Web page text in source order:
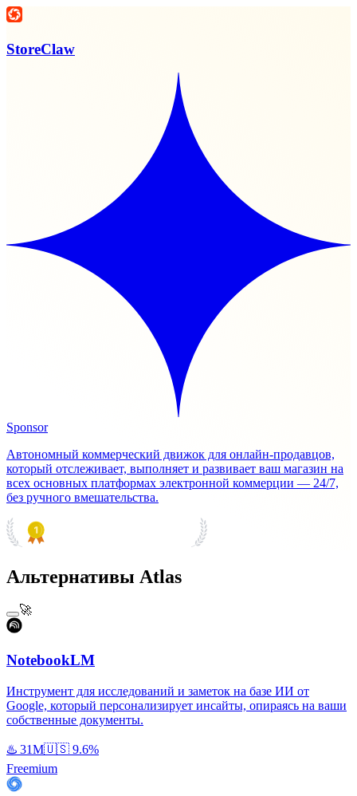
StoreClaw
Sponsor
Автономный коммерческий движок для онлайн-продавцов,
который отслеживает, выполняет и развивает ваш магазин на
всех основных платформах электронной коммерции — 24/7,
без ручного вмешательства.
Альтернативы Atlas
🚀
NotebookLM
Инструмент для исследований и заметок на базе ИИ от
Google, который персонализирует инсайты, опираясь на ваши
собственные документы.
♨️ 31M🇺🇸 9.6%
Freemium